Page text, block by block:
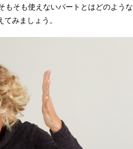
もそも使えないパートとはどのような
みましょう。